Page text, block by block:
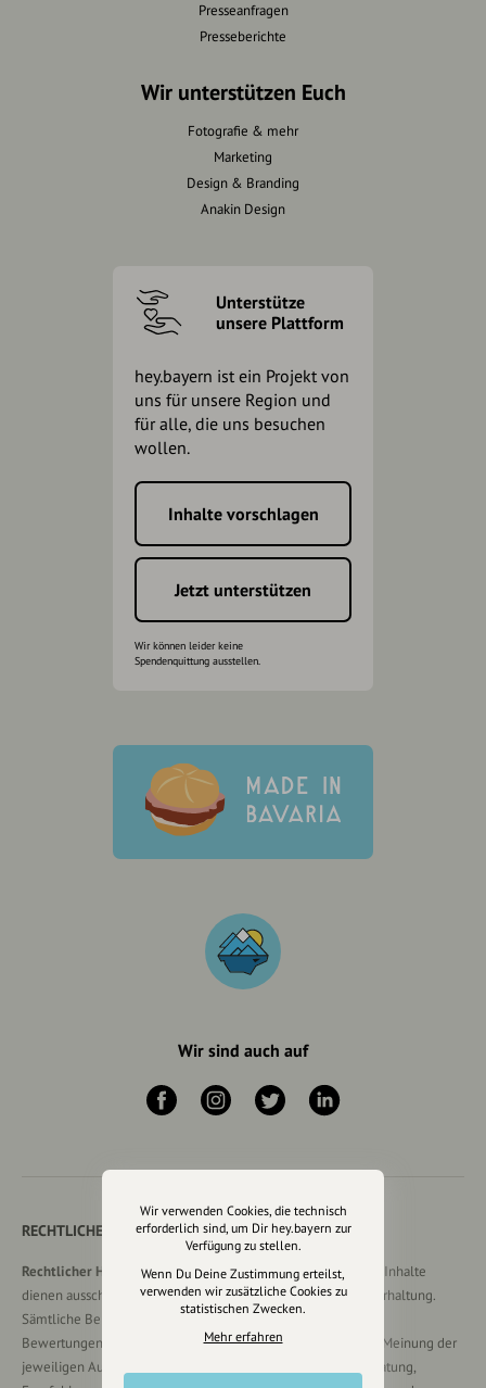
Presseanfragen
Presseberichte
Wir unterstützen Euch
Fotografie & mehr
Marketing
Design & Branding
Anakin Design
Unterstütze
unsere Plattform
hey.bayern ist ein Projekt von
uns für unsere Region und
für alle, die uns besuchen
wollen.
Inhalte vorschlagen
Jetzt unterstützen
Wir können leider keine
Spendenquittung ausstellen.
Wir sind auch auf
RECHTLICHER HINWEIS UND TRANSPARENZHINWEIS
Rechtlicher Hinweis:Die auf dieser Website veröffentlichten Inhalte
dienen ausschließlich der allgemeinen Information und Unterhaltung.
Sämtliche Beiträge, Gastartikel, Kommentare, Empfehlungen,
Bewertungen oder Verlinkungen spiegeln ausschließlich die Meinung der
jeweiligen Autoren wider und stellen keine verbindliche Beratung,
Wir verwenden Cookies, die technisch
erforderlich sind, um Dir hey.bayern zur
Verfügung zu stellen.
Wenn Du Deine Zustimmung erteilst,
verwenden wir zusätzliche Cookies zu
statistischen Zwecken.
Mehr erfahren